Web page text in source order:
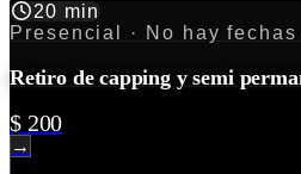
20 min
Presencial
· No hay
Retiro de capping y semi
$ 200
→